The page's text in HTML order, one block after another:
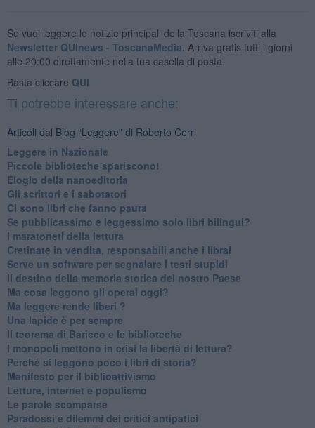
Se vuoi leggere le notizie principali della Toscana iscriviti alla
Newsletter QUInews - ToscanaMedia. Arriva gratis tutti i giorni
alle 20:00 direttamente nella tua casella di posta.
Basta cliccare QUI
Ti potrebbe interessare anche:
Articoli dal Blog “Leggere” di Roberto Cerri
​Leggere in Nazionale
​Piccole biblioteche spariscono!
​Elogio della nanoeditoria
Gli scrittori e i sabotatori
Ci sono libri che fanno paura
Se pubblicassimo e leggessimo solo libri bilingui?
I maratoneti della lettura
Cretinate in vendita, responsabili anche i librai
Serve un software per segnalare i testi stupidi
​Il destino della memoria storica del nostro Paese
Ma cosa leggono gli operai oggi?
Ma leggere rende liberi ?
​Una lapide è per sempre
Il teorema di Baricco e le biblioteche
I monopoli mettono in crisi la libertà di lettura?
​Perché si leggono poco i libri di storia?
​Manifesto per il biblioattivismo
Letture, internet e populismo
​Le parole scomparse
​Paradossi e dilemmi dei critici antipatici